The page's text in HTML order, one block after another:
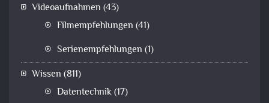
Videoaufnahmen (43)
Filmempfehlungen (41)
Serienempfehlungen (1)
Wissen (811)
Datentechnik(17)